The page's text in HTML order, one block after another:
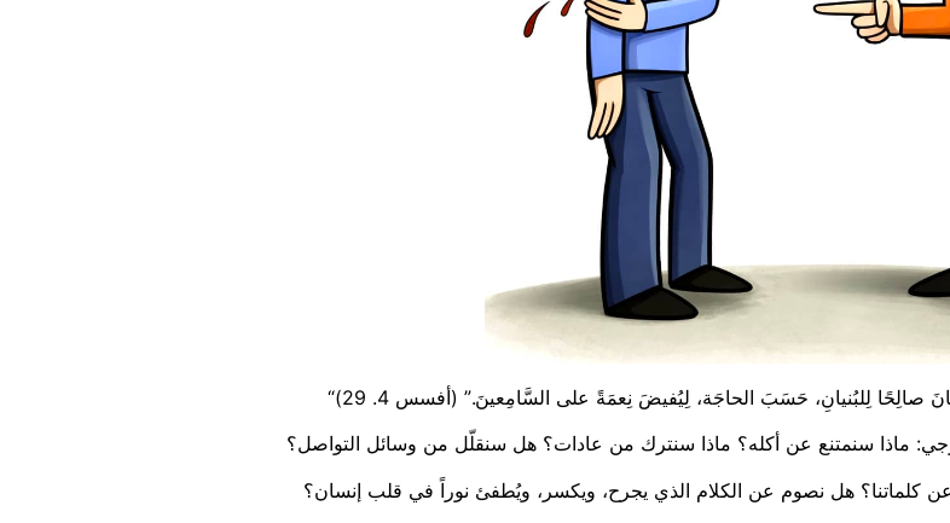
صالِحًا لِلبُنيانِ، حَسَبَ الحاجَة، لِيُفيضَ نِعمَةً على السَّامِعينَ.” (أفسس 4. 29)
ماذا سنمتنع عن أكله؟ ماذا سنترك من عادات؟ هل سنقلّل من وسائل التواصل؟
كلماتنا؟ هل نصوم عن الكلام الذي يجرح، ويكسر، ويُطفئ نوراً في قلب إنسان؟